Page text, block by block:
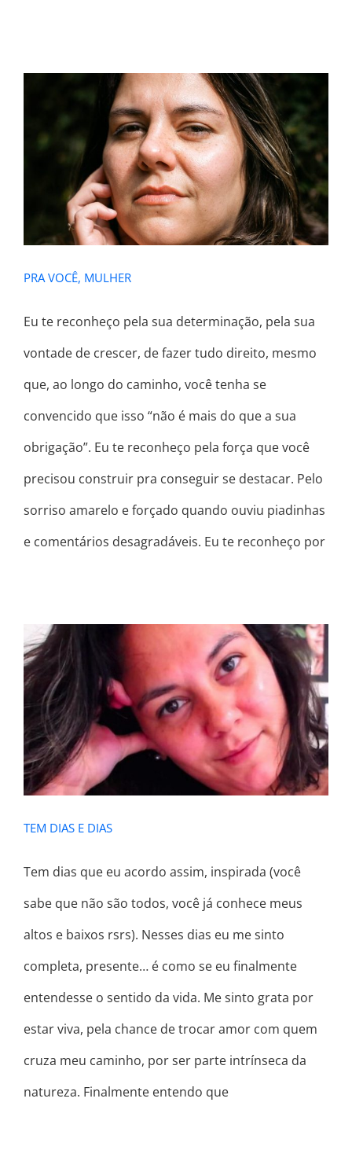
PRA VOCÊ, MULHER
PRA VOCÊ, MULHER
Eu te reconheço pela sua determinação, pela sua
vontade de crescer, de fazer tudo direito, mesmo
que, ao longo do caminho, você tenha se
convencido que isso “não é mais do que a sua
obrigação”. Eu te reconheço pela força que você
precisou construir pra conseguir se destacar. Pelo
sorriso amarelo e forçado quando ouviu piadinhas
e comentários desagradáveis. Eu te reconheço por
TEM DIAS E DIAS
TEM DIAS E DIAS
Tem dias que eu acordo assim, inspirada (você
sabe que não são todos, você já conhece meus
altos e baixos rsrs). Nesses dias eu me sinto
completa, presente… é como se eu finalmente
entendesse o sentido da vida. Me sinto grata por
estar viva, pela chance de trocar amor com quem
cruza meu caminho, por ser parte intrínseca da
natureza. Finalmente entendo que